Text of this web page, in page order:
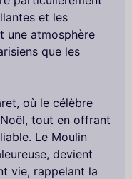
et les
une atmosphère
que les
où le célèbre
tout en offrant
Le Moulin
devient
vie, rappelant la